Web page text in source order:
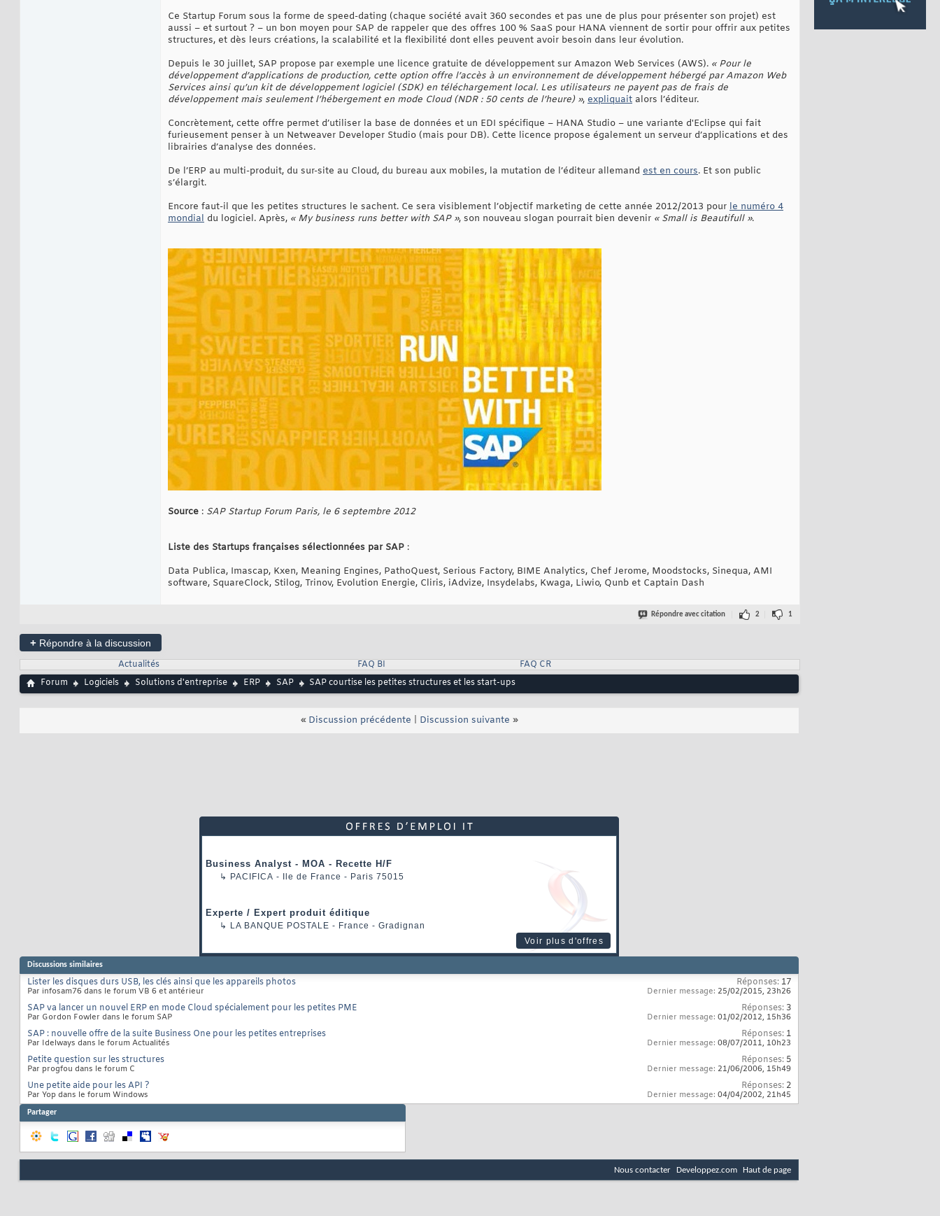
Ce Startup Forum sous la forme de speed-dating (chaque société avait 360 secondes et pas une de plus pour présenter son projet) est
aussi – et surtout ? – un bon moyen pour SAP de rappeler que des offres 100 % SaaS pour HANA viennent de sortir pour offrir aux petites
structures, et dès leurs créations, la scalabilité et la flexibilité dont elles peuvent avoir besoin dans leur évolution.
Depuis le 30 juillet, SAP propose par exemple une licence gratuite de développement sur Amazon Web Services (AWS). « Pour le
développement d’applications de production, cette option offre l’accès à un environnement de développement hébergé par Amazon Web
Services ainsi qu’un kit de développement logiciel (SDK) en téléchargement local. Les utilisateurs ne payent pas de frais de
développement mais seulement l’hébergement en mode Cloud (NDR : 50 cents de l’heure) », expliquait alors l’éditeur.
Concrètement, cette offre permet d’utiliser la base de données et un EDI spécifique – HANA Studio – une variante d'Eclipse qui fait
furieusement penser à un Netweaver Developer Studio (mais pour DB). Cette licence propose également un serveur d’applications et des
librairies d’analyse des données.
De l’ERP au multi-produit, du sur-site au Cloud, du bureau aux mobiles, la mutation de l’éditeur allemand est en cours. Et son public
s’élargit.
Encore faut-il que les petites structures le sachent. Ce sera visiblement l’objectif marketing de cette année 2012/2013 pour le numéro 4
mondial du logiciel. Après, « My business runs better with SAP », son nouveau slogan pourrait bien devenir « Small is Beautifull ».
Source : SAP Startup Forum Paris, le 6 septembre 2012
Liste des Startups françaises sélectionnées par SAP :
Data Publica, Imascap, Kxen, Meaning Engines, PathoQuest, Serious Factory, BIME Analytics, Chef Jerome, Moodstocks, Sinequa, AMI
software, SquareClock, Stilog, Trinov, Evolution Energie, Cliris, iAdvize, Insydelabs, Kwaga, Liwio, Qunb et Captain Dash
Répondre avec citation 2 1
+ Répondre à la discussion
Actualités
FAQ BI
FAQ CR
Forum
Logiciels Solutions d'entreprise ERP SAP SAP courtise les petites structures et les start-ups
« Discussion précédente Discussion suivante »
Business Analyst - MOA - Recette H/F
↳ PACIFICA - Ile de France - Paris 75015
Experte / Expert produit éditique
↳ LA BANQUE POSTALE - France - Gradignan
Voir plus d'offres
Discussions similaires
Lister les disques durs USB, les clés ainsi que les appareils photos
Par infosam76 dans le forum VB 6 et antérieur
Réponses: 17
Dernier message: 25/02/2015, 23h26
SAP va lancer un nouvel ERP en mode Cloud spécialement pour les petites PME
Par Gordon Fowler dans le forum SAP
Réponses: 3
Dernier message: 01/02/2012, 15h36
SAP : nouvelle offre de la suite Business One pour les petites entreprises
Par Idelways dans le forum Actualités
Réponses: 1
Dernier message: 08/07/2011, 10h23
Petite question sur les structures
Par progfou dans le forum C
Réponses: 5
Dernier message: 21/06/2006, 15h49
Une petite aide pour les API ?
Par Yop dans le forum Windows
Réponses: 2
Dernier message: 04/04/2002, 21h45
Partager
Nous contacter Developpez.com Haut de page